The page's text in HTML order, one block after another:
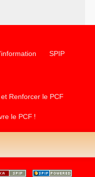
SPIP
Renforcer le PCF
le PCF !